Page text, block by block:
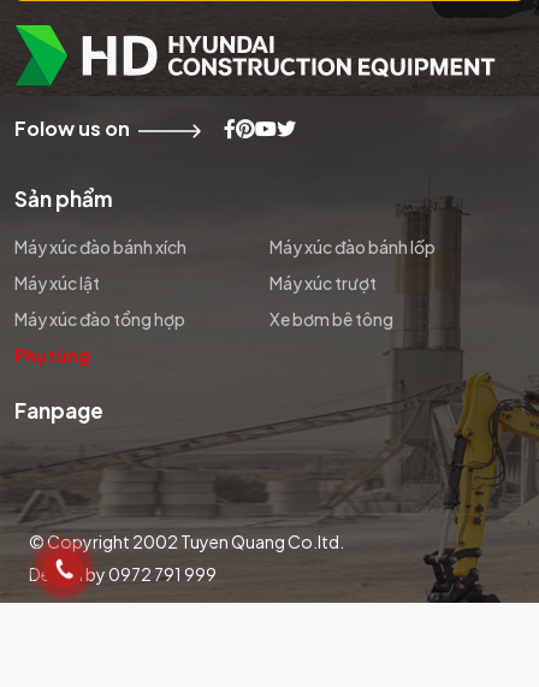
Folow us on
Sản phẩm
Máy xúc đào bánh xích
Máy xúc đào bánh lốp
Máy xúc lật
Máy xúc trượt
Máy xúc đào tổng hợp
Xe bơm bê tông
Phụ tùng
Fanpage
© Copyright 2002 Tuyen Quang Co.ltd.
Design by 0972 791 999